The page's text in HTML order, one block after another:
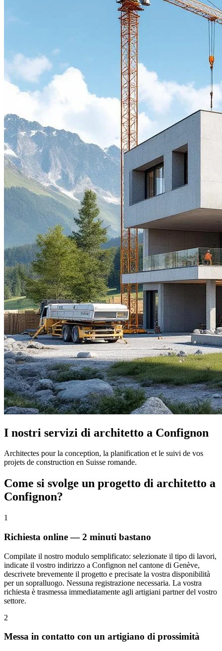
I nostri servizi di architetto a Confignon
Architectes pour la conception, la planification et le suivi de vos
projets de construction en Suisse romande.
Come si svolge un progetto di architetto a
Confignon?
1
Richiesta online — 2 minuti bastano
Compilate il nostro modulo semplificato: selezionate il tipo di lavori,
indicate il vostro indirizzo a Confignon nel cantone di Genève,
descrivete brevemente il progetto e precisate la vostra disponibilità
per un sopralluogo. Nessuna registrazione necessaria. La vostra
richiesta è trasmessa immediatamente agli artigiani partner del vostro
settore.
2
Messa in contatto con un artigiano di prossimità